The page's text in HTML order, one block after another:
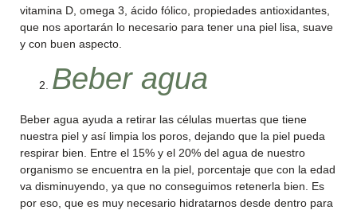
vitamina D, omega 3, ácido fólico, propiedades antioxidantes,
que nos aportarán lo necesario para tener una piel lisa, suave
y con buen aspecto.
Beber agua
Beber agua ayuda a retirar las células muertas que tiene
nuestra piel y así limpia los poros, dejando que la piel pueda
respirar bien. Entre el 15% y el 20% del agua de nuestro
organismo se encuentra en la piel, porcentaje que con la edad
va disminuyendo, ya que no conseguimos retenerla bien. Es
por eso, que es muy necesario hidratarnos desde dentro para